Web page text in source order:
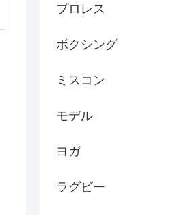
プロレス
ボクシング
ミスコン
モデル
ヨガ
ラグビー